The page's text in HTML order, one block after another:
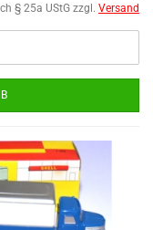
§ 25a UStG zzgl. Versand